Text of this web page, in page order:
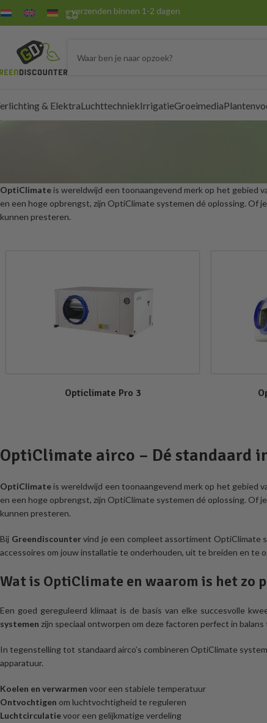
verzenden binnen 1-2 dagen
& ElektraLuchttechniekIrrigatieGroeimedia
OptiClimate is wereldwijd een toonaangevend merk op het gebied
en een hoge opbrengst, zijn OptiClimate systemen dé oplossing. Of
kunnen presteren.
Opticlimate Pro 3
OptiClimate airco – Dé standaard
OptiClimate is wereldwijd een toonaangevend merk op het gebied
en een hoge opbrengst, zijn OptiClimate systemen dé oplossing. Of
kunnen presteren.
Bij Greendiscountervind je een compleet assortiment OptiClimate
accessoires om jouw installatie te onderhouden, uit te breiden en te
Wat is OptiClimate en waarom is het zo
Een goed gereguleerd klimaat is de basis van elke succesvolle
systemen zijn speciaal ontworpen om deze factoren perfect in balans
In tegenstelling tot standaard airco’s combineren OptiClimate
apparatuur.
Koelen en verwarmen voor een stabiele temperatuur
Ontvochtigen om luchtvochtigheid te reguleren
Luchtcirculatievoor een gelijkmatige verdeling